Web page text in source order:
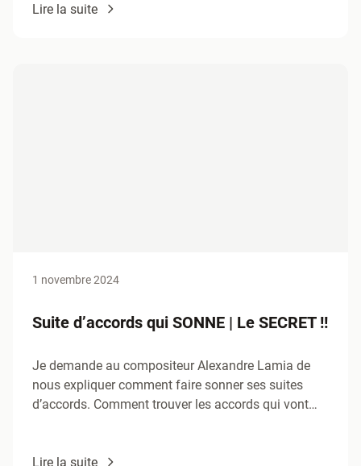
Lire la suite
1 novembre 2024
Suite d’accords qui SONNE | Le SECRET !!
Je demande au compositeur Alexandre Lamia de
nous expliquer comment faire sonner ses suites
d’accords. Comment trouver les accords qui vont
Lire la suite